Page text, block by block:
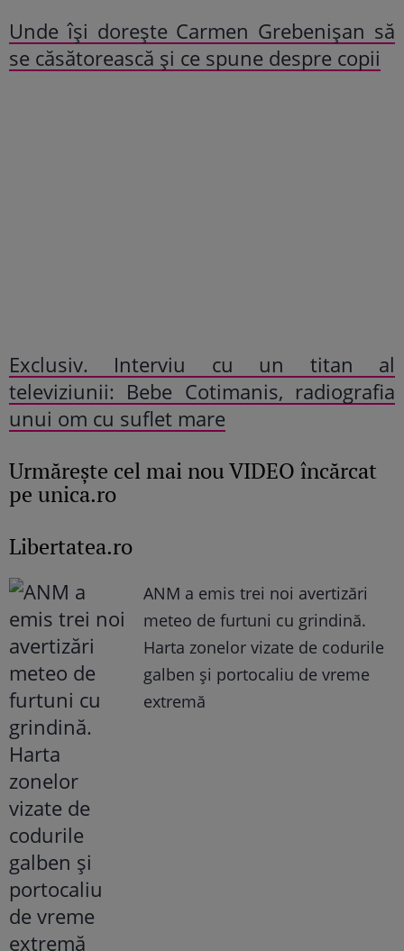
Unde își dorește Carmen Grebenișan să
se căsătorească și ce spune despre copii
Exclusiv. Interviu cu un titan al
televiziunii: Bebe Cotimanis, radiografia
unui om cu suflet mare
Urmăreşte cel mai nou VIDEO încărcat
pe unica.ro
Libertatea.ro
ANM a emis trei noi avertizări
meteo de furtuni cu grindină.
Harta zonelor vizate de codurile
galben și portocaliu de vreme
extremă